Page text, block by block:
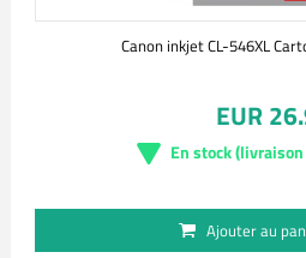
Canon inkjet CL-546XL
EUR
En stock
Ajouter au